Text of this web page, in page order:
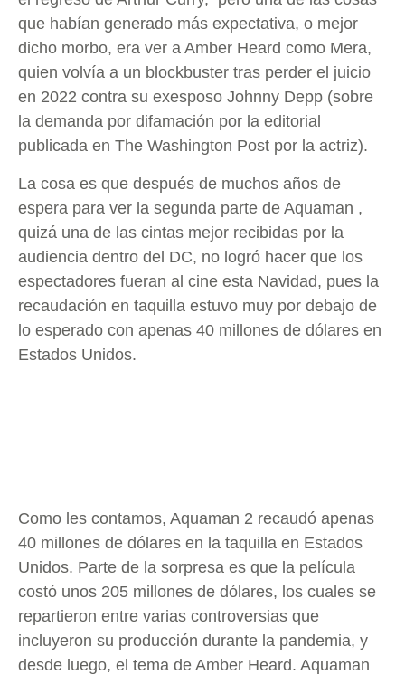
que habían generado más expectativa, o mejor
dicho morbo, era ver a Amber Heard como Mera,
quien volvía a un blockbuster tras perder el juicio
en 2022 contra su exesposo Johnny Depp (sobre
la demanda por difamación por la editorial
publicada en The Washington Post por la actriz).
La cosa es que después de muchos años de
espera para ver la segunda parte de Aquaman ,
quizá una de las cintas mejor recibidas por la
audiencia dentro del DC, no logró hacer que los
espectadores fueran al cine esta Navidad, pues la
recaudación en taquilla estuvo muy por debajo de
lo esperado con apenas 40 millones de dólares en
Estados Unidos.
Como les contamos, Aquaman 2 recaudó apenas
40 millones de dólares en la taquilla en Estados
Unidos. Parte de la sorpresa es que la película
costó unos 205 millones de dólares, los cuales se
repartieron entre varias controversias que
incluyeron su producción durante la pandemia, y
desde luego, el tema de Amber Heard. Aquaman